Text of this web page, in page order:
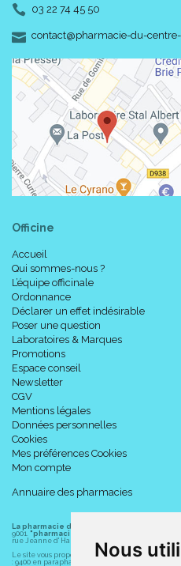
Nous
03 22 74 45 50
contact-
@-
pharmacie-du-
Officine
Accueil
Qui sommes-nous ?
L’équipe officinale
Ordonnance
Déclarer un effet indésirable
Poser une question
Laboratoires & Marques
Promotions
Espace conseil
Newsletter
CGV
Mentions légales
Données personnelles
Cookies
Mes préférences Cookies
Mon compte
Annuaire des pharmacies
La pharmacie du centre à Albert
9001. "pharmacie-du-centre-albert.fr "
rue Jeanne d' Harcourt, 80300 Albert.
Le site vous propose un large choix de plus de
: 9400 en parapharmacie, animaux, orthopédie,